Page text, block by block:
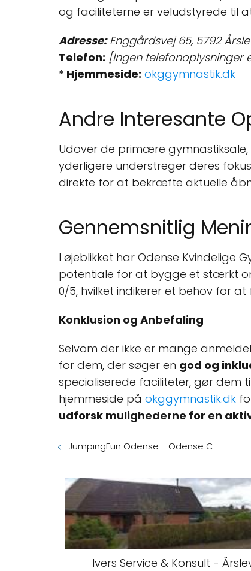
og faciliteterne er veludstyrede til
Adresse:Enggårdsvej 65, 5792
Telefon: [Ingen telefonoplysninger
* Hjemmeside: okggymnastik.dk
Andre Interesante
Udover de primære
yderligere understreger deres
direkte for at bekræfte aktuelle
Gennemsnitlig
I øjeblikket har Odense Kvindelige
potentiale for at bygge et stærkt
0/5, hvilket indikerer et behov for
Konklusion og Anbefaling
Selvom der ikke er mange
for dem, der søger en god og
specialiserede faciliteter, gør
hjemmeside på okggymnastik.dk
udforsk mulighederne for en
JumpingFun Odense - Odense C
Ivers Service & Konsult -